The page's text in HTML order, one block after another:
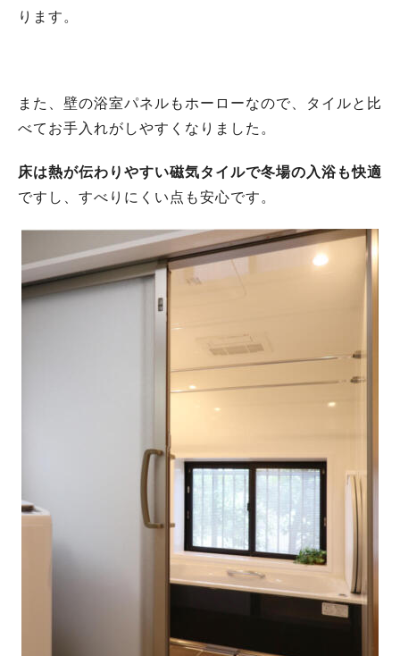
ります。
また、壁の浴室パネルもホーローなので、タイルと比
べてお手入れがしやすくなりました。
床は熱が伝わりやすい磁気タイルで冬場の入浴も快適
ですし、すべりにくい点も安心です。